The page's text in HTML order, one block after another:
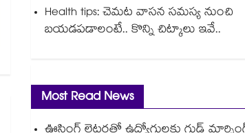
Health tips: చెమట వాసన సమస్య నుంచి
బయడపడాలంటే.. కొన్ని చిట్కాలు ఇవే..
Most Read News